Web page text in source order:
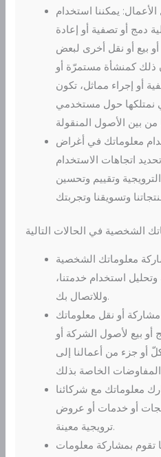
يمكننا استخدام
دمج أو تصفية أو إعادة
بيع أو نقل أخرى لبعض
ذلك كمنشأة مستمرّة أو
أو إجراء مماثل، تكون
نمتلكها حول مستخدمي
معلوماتك في أغراض
اتجاهات الاستخدام
الترويجية وتقييم وتحسين
معلوماتك الشخصية
استخدام خدمتنا،
وللاتصال بك.
مشاركة أو نقل معلوماتك
أو بيع لأصول الشركة أو
أو جزء من أعمالنا إلى
معلوماتك مع شركائنا
أو خدمات أو عروض
ترويجية معينة.
تقوم بمشاركة معلومات